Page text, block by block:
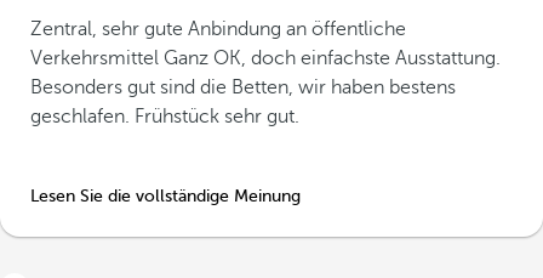
Zentral, sehr gute Anbindung an öffentliche
Verkehrsmittel Ganz OK, doch einfachste Ausstattung.
Besonders gut sind die Betten, wir haben bestens
geschlafen. Frühstück sehr gut.
Lesen Sie die vollständige Meinung